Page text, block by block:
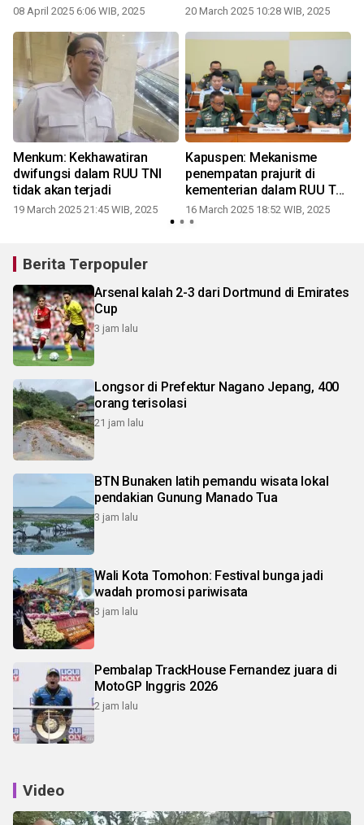
08 April 2025 6:06 WIB, 2025 20 March 2025 10:28 WIB, 2025
Menkum: Kekhawatiran
dwifungsi dalam RUU TNI
tidak akan terjadi
19 March 2025 21:45 WIB, 2025
Kapuspen: Mekanisme
penempatan prajurit di
kementerian dalam RUU TNI
diatur ketat
16 March 2025 18:52 WIB, 2025
Berita Terpopuler
Arsenal kalah 2-3 dari Dortmund di Emirates
Cup
3 jam lalu
Longsor di Prefektur Nagano Jepang, 400
orang terisolasi
21 jam lalu
BTN Bunaken latih pemandu wisata lokal
pendakian Gunung Manado Tua
3 jam lalu
Wali Kota Tomohon: Festival bunga jadi
wadah promosi pariwisata
3 jam lalu
Pembalap TrackHouse Fernandez juara di
MotoGP Inggris 2026
2 jam lalu
Video